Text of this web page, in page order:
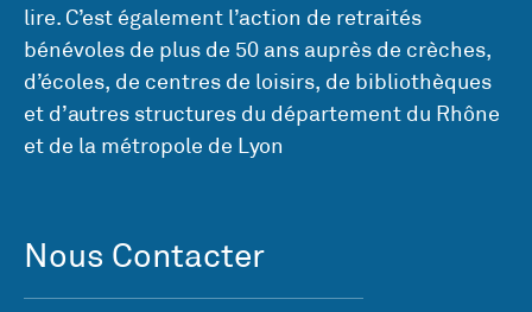
lire. C’est également l’action de retraités
bénévoles de plus de 50 ans auprès de crèches,
d’écoles, de centres de loisirs, de bibliothèques
et d’autres structures du département du Rhône
et de la métropole de Lyon
Nous Contacter